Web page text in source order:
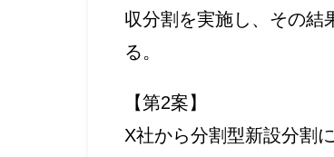
収分割を実施し、その結
る。
【第2案】
X社から分割型新設分割